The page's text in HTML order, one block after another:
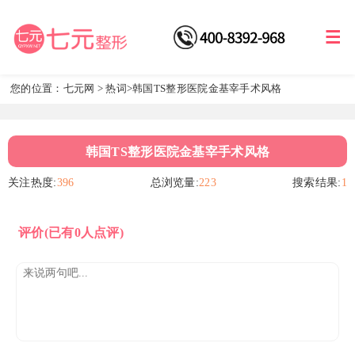
您的位置： 七元网 >热词 >韩国TS整形医院金基宰手术风格
韩国TS整形医院金基宰手术风格
关注热度:396 总浏览量:223 搜索结果: 1
评价(已有0人点评)